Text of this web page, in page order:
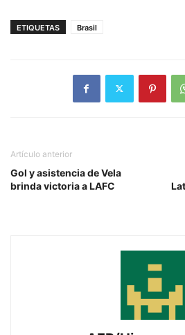
ETIQUETAS Brasil
Artículo anterior
Gol y asistencia de Vela
brinda victoria a LAFC